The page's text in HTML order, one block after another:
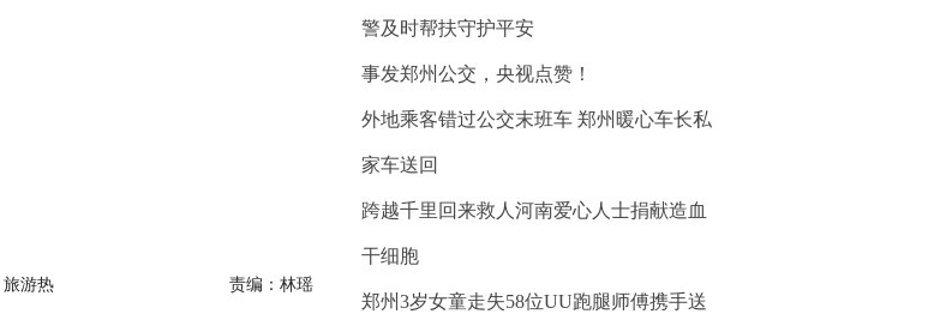
游热 责编：林瑶
警及时帮扶守护平安
事发郑州公交，央视点赞！
外地乘客错过公交末班车 郑州暖心车长私
家车送回
跨越千里回来救人河南爱心人士捐献造血
干细胞
郑州3岁女童走失58位UU跑腿师傅携手送